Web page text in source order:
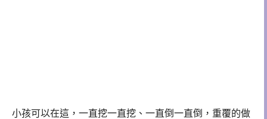
小孩可以在這，一直挖一直挖、一直倒一直倒，重覆的做